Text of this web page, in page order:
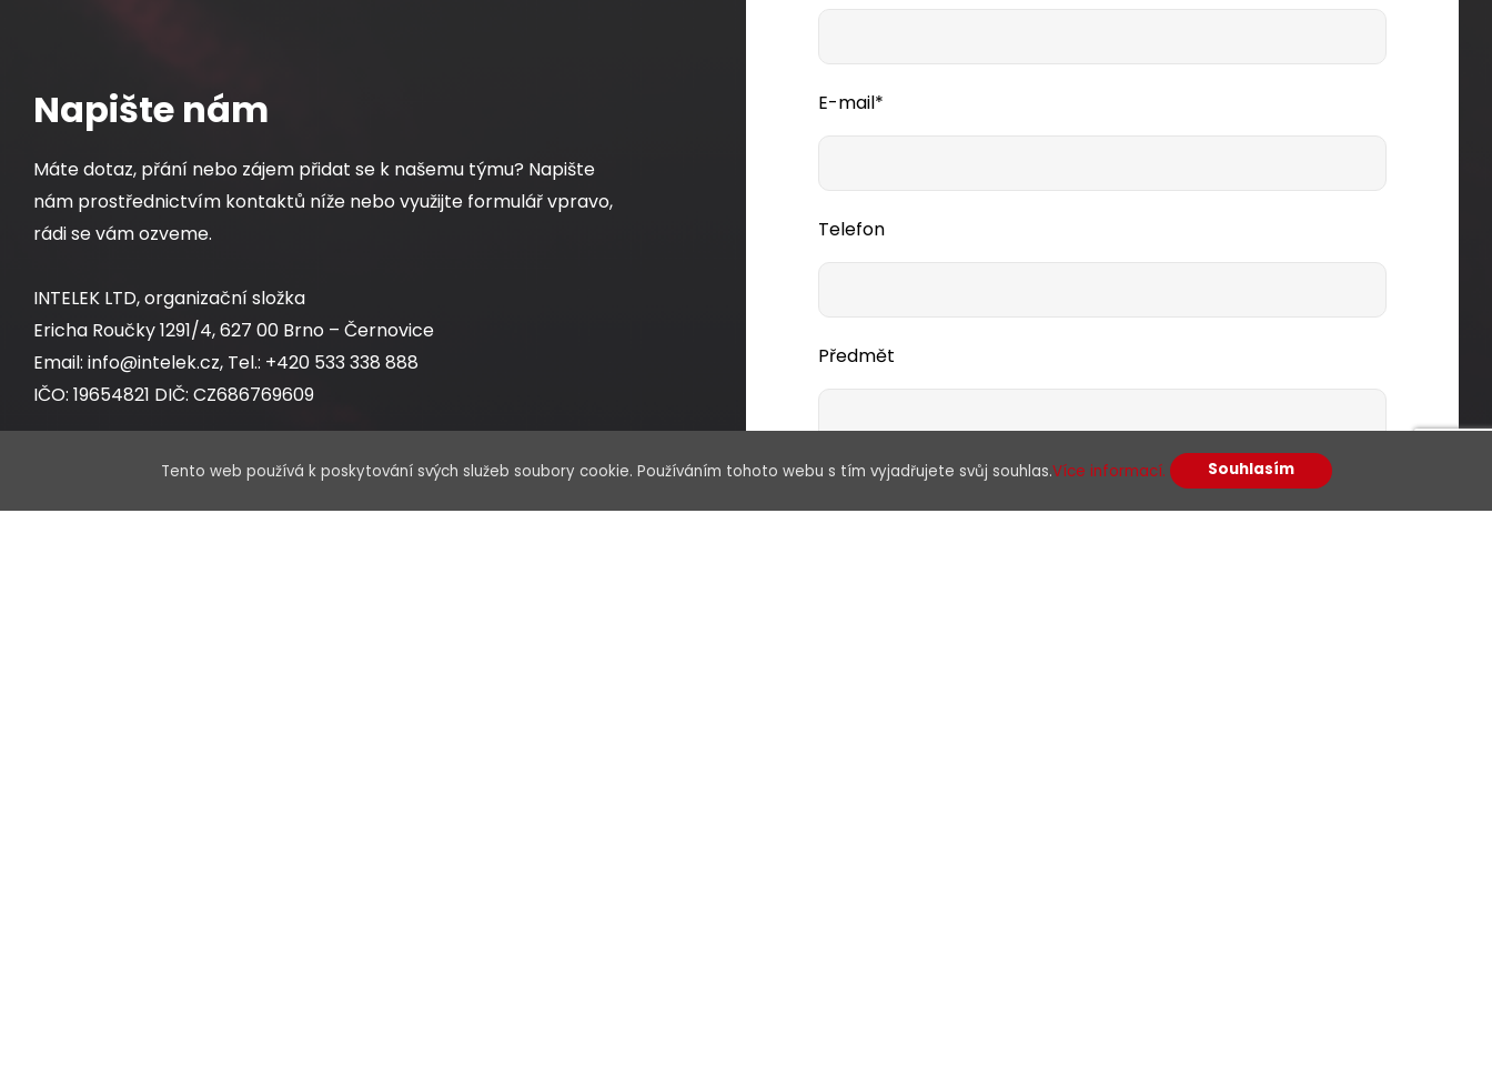
Napište nám
Máte dotaz, přání nebo zájem přidat se k našemu týmu? Napište
nám prostřednictvím kontaktů níže nebo využijte formulář vpravo,
rádi se vám ozveme.
INTELEK LTD, organizační složka
Ericha Roučky 1291/4, 627 00 Brno – Černovice
Email: info@intelek.cz, Tel.: +420 533 338 888
IČO: 19654821 DIČ: CZ686769609
E-mail*
Telefon
Předmět
Vaše zpráva*
Tento web používá k poskytování svých služeb soubory cookie. Používáním tohoto webu s tím vyjadřujete svůj souhlas.Více informací. Souhlasím